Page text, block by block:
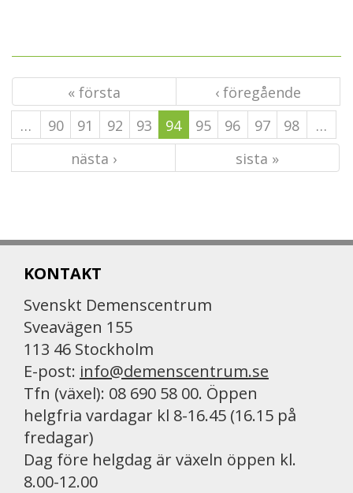
« första
‹ föregående
…
90 91 92 93 94 95 96 97 98
…
nästa ›
sista »
KONTAKT
Svenskt Demenscentrum
Sveavägen 155
113 46 Stockholm
E-post: info@demenscentrum.se
Tfn (växel): 08 690 58 00. Öppen
helgfria vardagar kl 8-16.45 (16.15 på
fredagar)
Dag före helgdag är växeln öppen kl.
8.00-12.00